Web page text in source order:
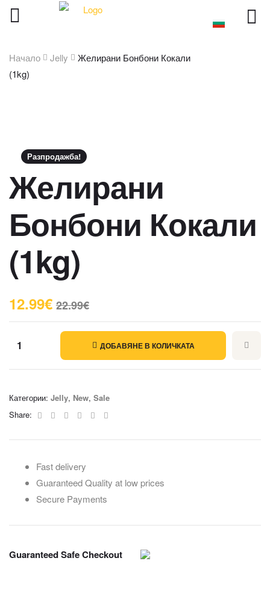
Начало Jelly
Желирани Бонбони Кокали
(1kg)
Разпродажба!
Желирани
Бонбони Кокали
(1kg)
22.99€
12.99€
ДОБАВЯНЕ В КОЛИЧКАТА
Категории: Jelly, New, Sale
Share:
Facebook
TwitterLinkedinGoogle+Pinterest
Fast delivery
Guaranteed Quality at low prices
Secure Payments
Guaranteed Safe Checkout